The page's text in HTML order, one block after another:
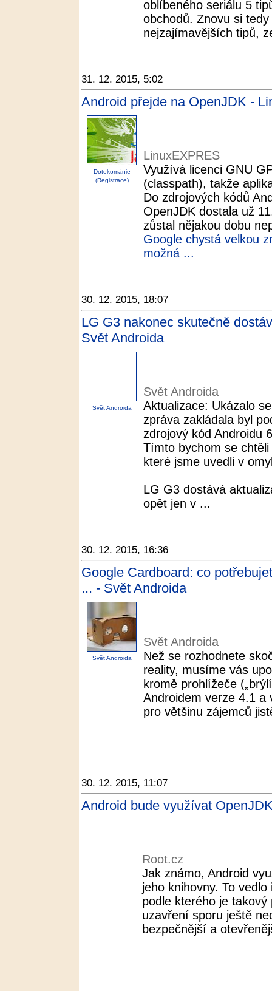
oblíbeného seriálu 5
obchodů. Znovu si
nejzajímavějších tipů,
31. 12. 2015, 5:02
Android přejde na OpenJDK -
Dotekománie
(Registrace)
LinuxEXPRES
Využívá licenci GNU
(classpath), takže
Do zdrojových kódů
OpenJDK dostala už
zůstal nějakou dobu
Google chystá velkou
možná ...
30. 12. 2015, 18:07
LG G3 nakonec skutečně
Svět Androida
Svět Androida
Svět Androida
Aktualizace: Ukázalo
zpráva zakládala byl
zdrojový kód Androidu
Tímto bychom se
které jsme uvedli v
LG G3 dostává
opět jen v ...
30. 12. 2015, 16:36
Google Cardboard: co
... - Svět Androida
Svět Androida
Svět Androida
Než se rozhodnete
reality, musíme vás
kromě prohlížeče
Androidem verze 4.1 a
pro většinu zájemců
30. 12. 2015, 11:07
Android bude využívat
Root.cz
Jak známo, Android
jeho knihovny. To
podle kterého je
uzavření sporu ještě
bezpečnější a